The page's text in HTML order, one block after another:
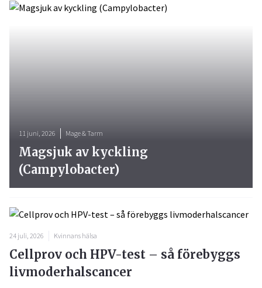
24 juli, 2026 Kvinnans hälsa
Cellprov och HPV-test – så förebyggs
livmoderhalscancer
11 juni, 2026 Mage & Tarm
Magsjuk av kyckling
(Campylobacter)